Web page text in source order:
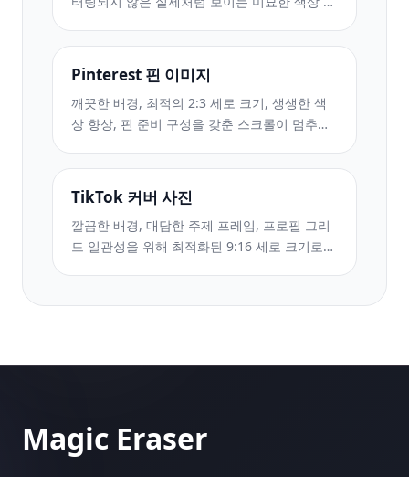
요.
Pinterest 핀 이미지
깨끗한 배경, 최적의 2:3 세로 크기, 생생한 색
상 향상, 핀 준비 구성을 갖춘 스크롤이 멈추는
TikTok 커버 사진
깔끔한 배경, 대담한 주제 프레임, 프로필 그리
드 일관성을 위해 최적화된 9:16 세로 크기로
Magic Eraser